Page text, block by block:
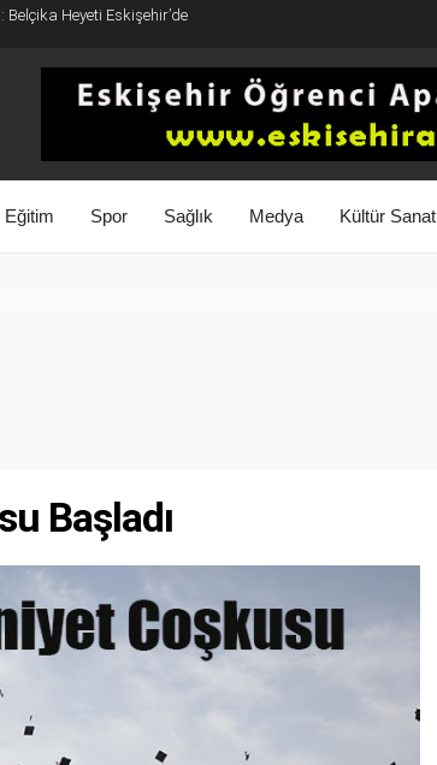
Belçika Heyeti Eskişehir’de
Eğitim Spor Sağlık Medya Kültür Sanat
Başladı